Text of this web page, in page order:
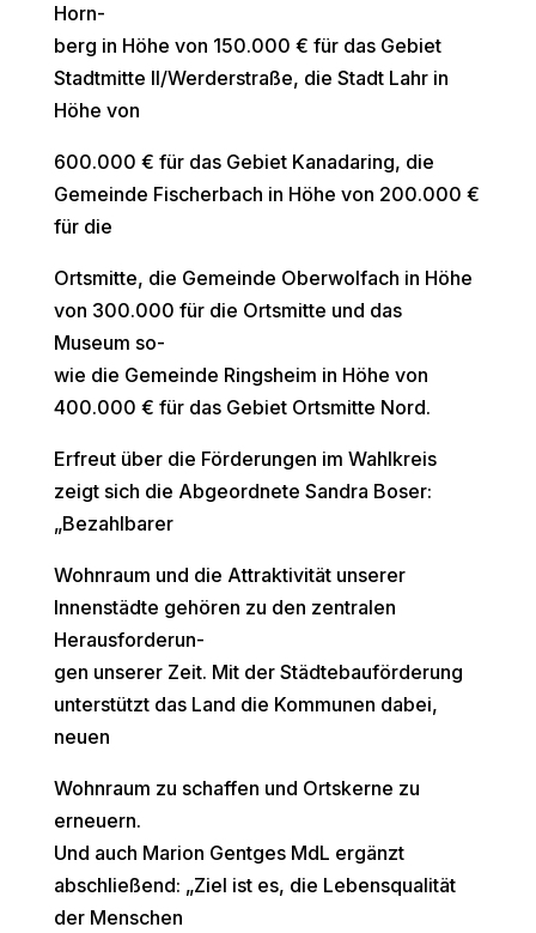
Horn-
berg in Höhe von 150.000 € für das Gebiet
Stadtmitte II/Werderstraße, die Stadt Lahr in
Höhe von
600.000 € für das Gebiet Kanadaring, die
Gemeinde Fischerbach in Höhe von 200.000 €
für die
Ortsmitte, die Gemeinde Oberwolfach in Höhe
von 300.000 für die Ortsmitte und das
Museum so-
wie die Gemeinde Ringsheim in Höhe von
400.000 € für das Gebiet Ortsmitte Nord.
Erfreut über die Förderungen im Wahlkreis
zeigt sich die Abgeordnete Sandra Boser:
„Bezahlbarer
Wohnraum und die Attraktivität unserer
Innenstädte gehören zu den zentralen
Herausforderun-
gen unserer Zeit. Mit der Städtebauförderung
unterstützt das Land die Kommunen dabei,
neuen
Wohnraum zu schaffen und Ortskerne zu
erneuern.
Und auch Marion Gentges MdL ergänzt
abschließend: „Ziel ist es, die Lebensqualität
der Menschen